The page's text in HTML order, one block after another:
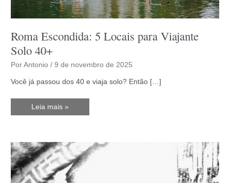
Roma Escondida: 5 Locais para Viajante
Solo 40+
PorAntonio/9 de novembro de 2025
Você já passou dos 40 e viaja solo? Então […]
Roma
Solo
40+
Leia mais »